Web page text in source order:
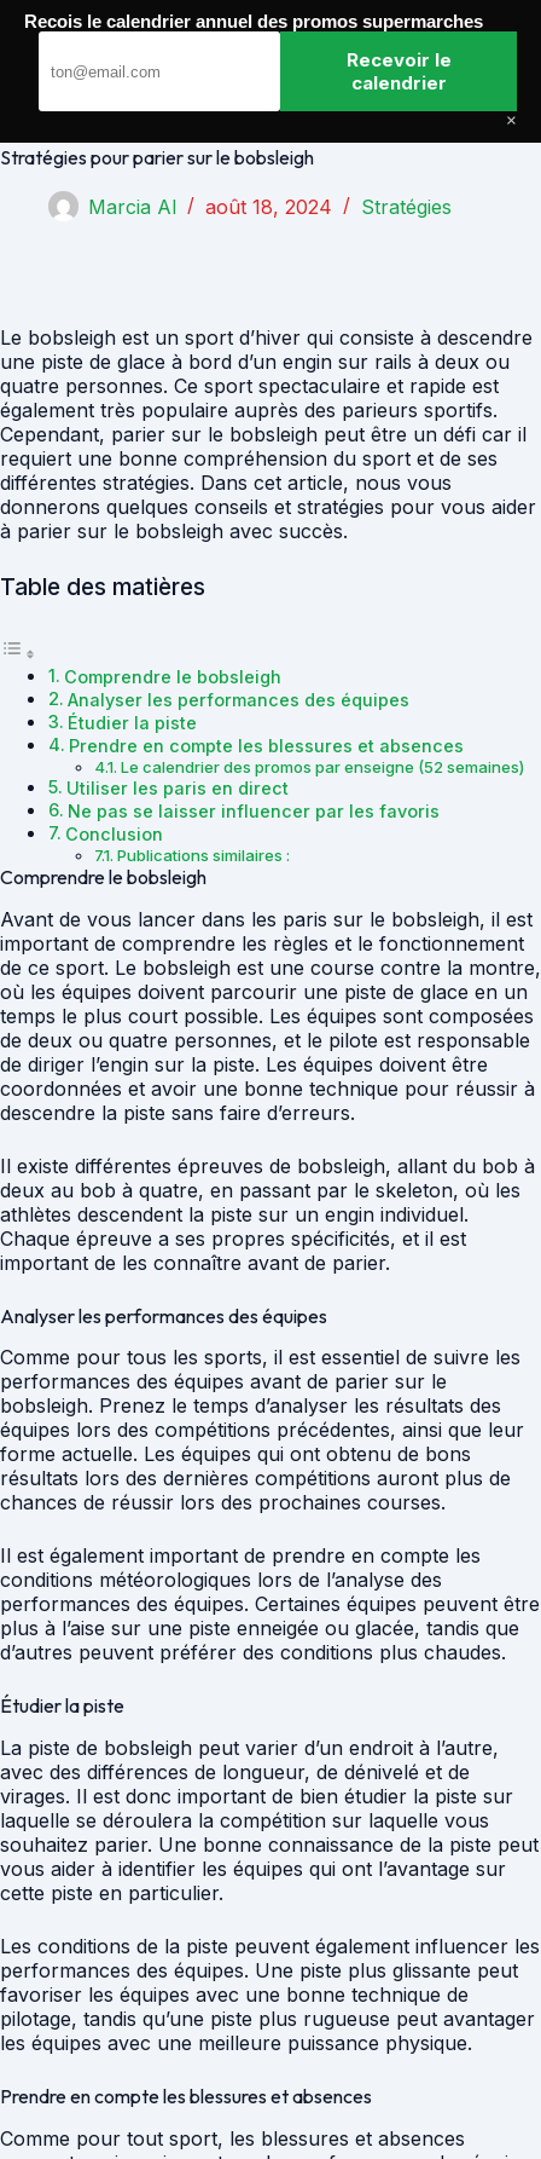
Passer
Stratégies pour parier sur le bobsleigh
Marcia Al août 18, 2024 Stratégies
Le bobsleigh est un sport d’hiver qui consiste à descendre
une piste de glace à bord d’un engin sur rails à deux ou
quatre personnes. Ce sport spectaculaire et rapide est
également très populaire auprès des parieurs sportifs.
Cependant, parier sur le bobsleigh peut être un défi car il
requiert une bonne compréhension du sport et de ses
différentes stratégies. Dans cet article, nous vous
donnerons quelques conseils et stratégies pour vous aider
à parier sur le bobsleigh avec succès.
Table des matières
Comprendre le bobsleigh
Analyser les performances des équipes
Étudier la piste
Prendre en compte les blessures et absences
Le calendrier des promos par enseigne (52 semaines)
Utiliser les paris en direct
Ne pas se laisser influencer par les favoris
Conclusion
Publications similaires :
Comprendre le bobsleigh
Avant de vous lancer dans les paris sur le bobsleigh, il est
important de comprendre les règles et le fonctionnement
de ce sport. Le bobsleigh est une course contre la montre,
où les équipes doivent parcourir une piste de glace en un
temps le plus court possible. Les équipes sont composées
de deux ou quatre personnes, et le pilote est responsable
de diriger l’engin sur la piste. Les équipes doivent être
coordonnées et avoir une bonne technique pour réussir à
descendre la piste sans faire d’erreurs.
Il existe différentes épreuves de bobsleigh, allant du bob à
deux au bob à quatre, en passant par le skeleton, où les
athlètes descendent la piste sur un engin individuel.
Chaque épreuve a ses propres spécificités, et il est
important de les connaître avant de parier.
Analyser les performances des équipes
Comme pour tous les sports, il est essentiel de suivre les
performances des équipes avant de parier sur le
bobsleigh. Prenez le temps d’analyser les résultats des
équipes lors des compétitions précédentes, ainsi que leur
forme actuelle. Les équipes qui ont obtenu de bons
résultats lors des dernières compétitions auront plus de
chances de réussir lors des prochaines courses.
Il est également important de prendre en compte les
conditions météorologiques lors de l’analyse des
performances des équipes. Certaines équipes peuvent être
plus à l’aise sur une piste enneigée ou glacée, tandis que
d’autres peuvent préférer des conditions plus chaudes.
Étudier la piste
La piste de bobsleigh peut varier d’un endroit à l’autre,
avec des différences de longueur, de dénivelé et de
virages. Il est donc important de bien étudier la piste sur
laquelle se déroulera la compétition sur laquelle vous
souhaitez parier. Une bonne connaissance de la piste peut
vous aider à identifier les équipes qui ont l’avantage sur
cette piste en particulier.
Les conditions de la piste peuvent également influencer les
performances des équipes. Une piste plus glissante peut
favoriser les équipes avec une bonne technique de
pilotage, tandis qu’une piste plus rugueuse peut avantager
les équipes avec une meilleure puissance physique.
Prendre en compte les blessures et absences
Comme pour tout sport, les blessures et absences
Recois le calendrier annuel des promos supermarches
Recevoir le
calendrier
×